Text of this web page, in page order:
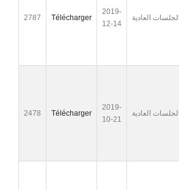
الجلسات العادية
2019-
12-14
Télécharger
2787
الجلسات العادية
2019-
10-21
Télécharger
2478